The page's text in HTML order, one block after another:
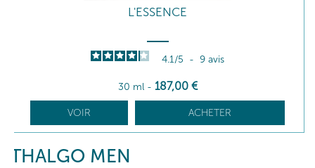
L'ESSENCE
4.1/5 - 9 avis
30 ml - 187,00 €
VOIR ACHETER
THALGO MEN